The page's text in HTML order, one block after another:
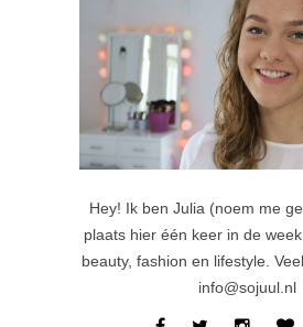
Hey! Ik ben Julia (noem me
plaats hier één keer in de
beauty, fashion en lifestyle.
info@sojuul.nl